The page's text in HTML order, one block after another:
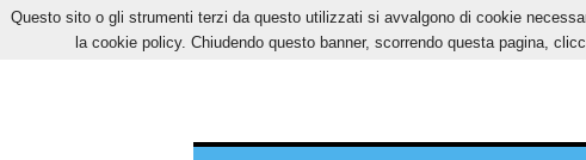
VENERDÌ, 7 AGOSTO 2026 CONTATTI COOKIES
Questo sito o gli strumenti terzi da questo utilizzati si avvalgono di cookie
la cookie policy. Chiudendo questo banner, scorrendo questa pagina,